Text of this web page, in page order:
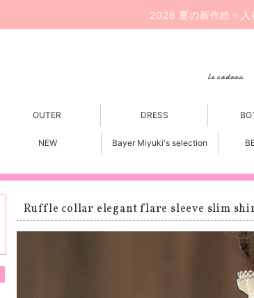
2026 夏の新作続々入
le cadeau
OUTER DRESS
NEW Bayer Miyuki's selection
Ruffle collar elegant flare sleeve slim